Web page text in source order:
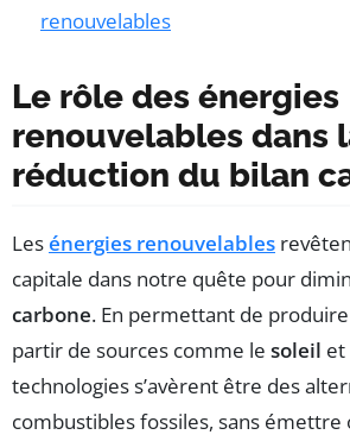
renouvelables
Le rôle des énergies
renouvelables dans
réduction du bilan
Lesénergies renouvelables
capitale dans notre quête pour
carbone. En permettant de
partir de sources comme le soleil et
technologies s’avèrent être des
combustibles fossiles, sans émettre